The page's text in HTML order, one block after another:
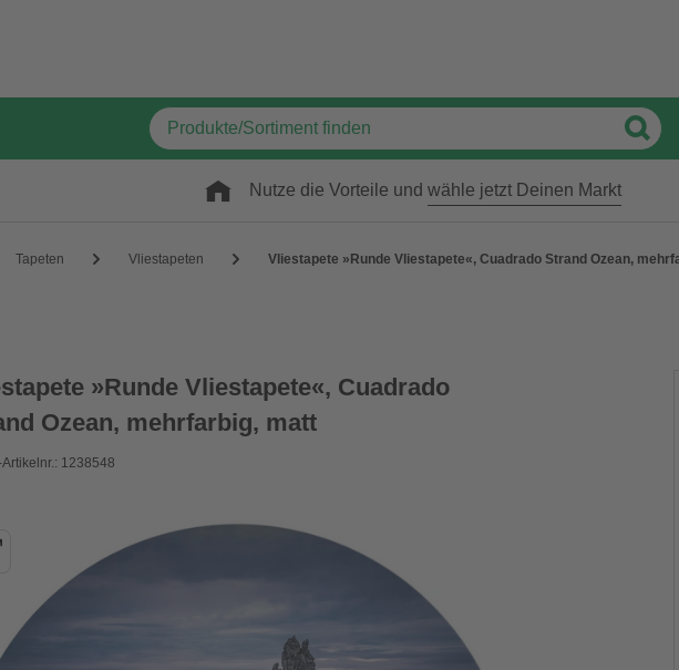
Nutze die Vorteile und wähle jetzt Deinen Markt
Tapeten Vliestapeten Vliestapete »Runde Vliestapete«, Cuadrado Strand Ozean,
»Runde Vliestapete«, Cuadrado
Ozean, mehrfarbig, matt
1238548